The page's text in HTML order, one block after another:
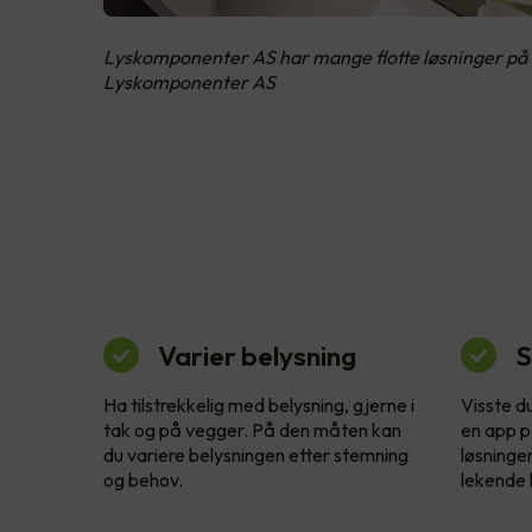
Lyskomponenter AS har mange flotte løsninger
Lyskomponenter AS
Varier belysning
Ha tilstrekkelig med belysning, gjerne i
tak og på vegger. På den måten kan
du variere belysningen etter stemning
og behov.
Visste
en app
lekende